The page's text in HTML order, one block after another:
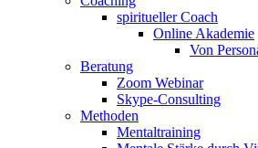
spiritueller Coach
Online Akademie
Von
Beratung
Zoom Webinar
Skype-Consulting
Methoden
Mentaltraining